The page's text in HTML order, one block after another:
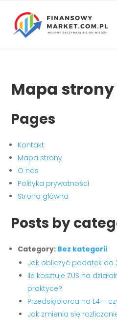
Mapa strony
Pages
Kontakt
Mapa strony
O nas
Polityka prywatności
Strona główna
Posts by
Category: Bez kategorii
Jak obliczyć podatek do
Ile kosztuje ZUS na
praktyce?
Przedsiębiorca na L4 –
Jak zmienia się